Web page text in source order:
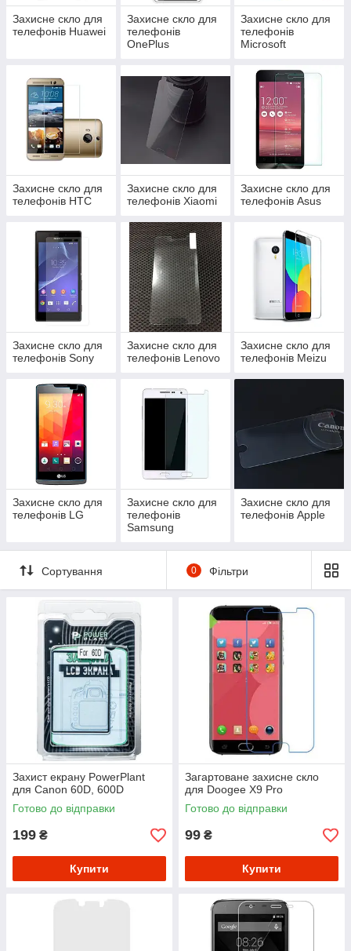
Захисне скло для
телефонів Huawei
Захисне скло для
телефонів
OnePlus
Захисне скло для
телефонів
Microsoft
Захисне скло для
телефонів HTC
Захисне скло для
телефонів Xiaomi
Захисне скло для
телефонів Asus
Захисне скло для
телефонів Sony
Захисне скло для
телефонів Lenovo
Захисне скло для
телефонів Meizu
Захисне скло для
телефонів LG
Захисне скло для
телефонів
Samsung
Захисне скло для
телефонів Apple
Сортування 0 Фільтри
Захист екрану PowerPlant
для Canon 60D, 600D
Готово до відправки
199 ₴
Купити
Загартоване захисне скло
для Doogee X9 Pro
Готово до відправки
99 ₴
Купити